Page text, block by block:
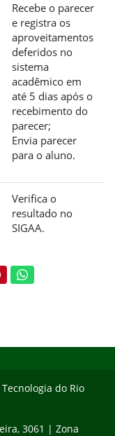
Recebe o parecer
e registra os
aproveitamentos
deferidos no
sistema
acadêmico em
até 5 dias após o
recebimento do
parecer;
Envia parecer
para o aluno.
Verifica o
resultado no
SIGAA.
PinterestWhatsApp
do Rio
3061 | Zona